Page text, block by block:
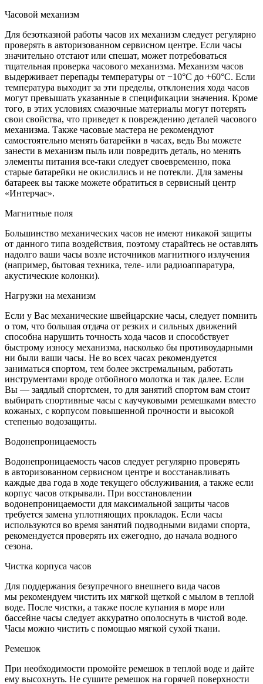
Часовой механизм
Для безотказной работы часов их механизм следует регулярно
проверять в авторизованном сервисном центре. Если часы
значительно отстают или спешат, может потребоваться
тщательная проверка часового механизма. Механизм часов
выдерживает перепады температуры от −10°C до +60°C. Если
температура выходит за эти пределы, отклонения хода часов
могут превышать указанные в спецификации значения. Кроме
того, в этих условиях смазочные материалы могут потерять
свои свойства, что приведет к повреждению деталей часового
механизма. Также часовые мастера не рекомендуют
самостоятельно менять батарейки в часах, ведь Вы можете
занести в механизм пыль или повредить деталь, но менять
элементы питания все-таки следует своевременно, пока
старые батарейки не окислились и не потекли. Для замены
батареек вы также можете обратиться в сервисный центр
«Интерчас».
Магнитные поля
Большинство механических часов не имеют никакой защиты
от данного типа воздействия, поэтому старайтесь не оставлять
надолго ваши часы возле источников магнитного излучения
(например, бытовая техника, теле- или радиоаппаратура,
акустические колонки).
Нагрузки на механизм
Если у Вас механические швейцарские часы, следует помнить
о том, что большая отдача от резких и сильных движений
способна нарушить точность хода часов и способствует
быстрому износу механизма, насколько бы противоударными
ни были ваши часы. Не во всех часах рекомендуется
заниматься спортом, тем более экстремальным, работать
инструментами вроде отбойного молотка и так далее. Если
Вы — заядлый спортсмен, то для занятий спортом вам стоит
выбирать спортивные часы с каучуковыми ремешками вместо
кожаных, с корпусом повышенной прочности и высокой
степенью водозащиты.
Водонепроницаемость
Водонепроницаемость часов следует регулярно проверять
в авторизованном сервисном центре и восстанавливать
каждые два года в ходе текущего обслуживания, а также если
корпус часов открывали. При восстановлении
водонепроницаемости для максимальной защиты часов
требуется замена уплотняющих прокладок. Если часы
используются во время занятий подводными видами спорта,
рекомендуется проверять их ежегодно, до начала водного
сезона.
Чистка корпуса часов
Для поддержания безупречного внешнего вида часов
мы рекомендуем чистить их мягкой щеткой с мылом в теплой
воде. После чистки, а также после купания в море или
бассейне часы следует аккуратно ополоснуть в чистой воде.
Часы можно чистить с помощью мягкой сухой ткани.
Ремешок
При необходимости промойте ремешок в теплой воде и дайте
ему высохнуть. Не сушите ремешок на горячей поверхности